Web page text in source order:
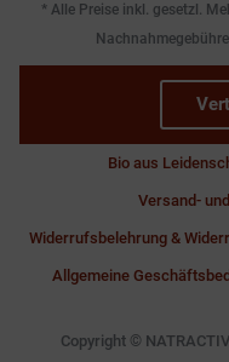
* Alle Preise inkl. gesetzl.
Bio aus
Versand-
Widerrufsbelehrung &
Allgemeine
Copyright ©